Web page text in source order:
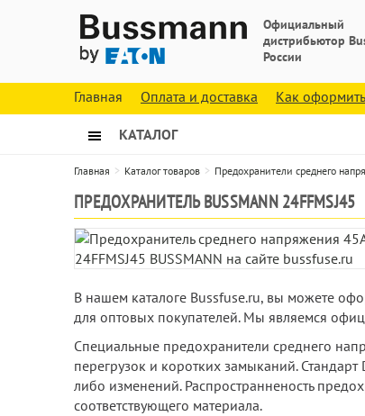
Официальный
дистрибьютор
России
Главная Оплата и доставка Как
КАТАЛОГ
Главная Каталог товаров Предохранители среднего
ПРЕДОХРАНИТЕЛЬ BUSSMANN 24FFMSJ45
В нашем каталоге Bussfuse.ru, вы можете
для оптовых покупателей. Мы являемся
Специальные предохранители среднего
перегрузок и коротких замыканий.
либо изменений. Распространненость
соответствующего материала.